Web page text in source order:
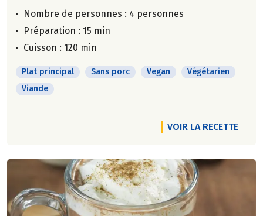
Nombre de personnes : 4 personnes
Préparation : 15 min
Cuisson : 120 min
Plat principal Sans porc Vegan
Végétarien
Viande
VOIR LA RECETTE